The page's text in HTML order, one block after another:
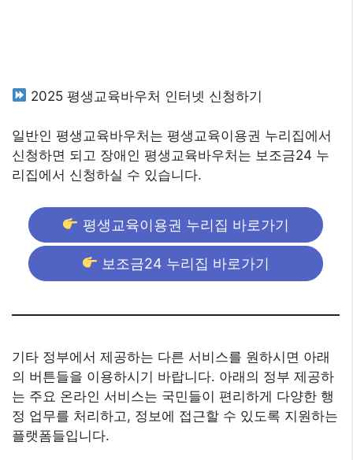
2025 평생교육바우처 인터넷 신청하기
일반인 평생교육바우처는 평생교육이용권 누리집에서
신청하면 되고 장애인 평생교육바우처는 보조금24 누
리집에서 신청하실 수 있습니다.
평생교육이용권 누리집 바로가기
보조금24 누리집 바로가기
기타 정부에서 제공하는 다른 서비스를 원하시면 아래
의 버튼들을 이용하시기 바랍니다. 아래의 정부 제공하
는 주요 온라인 서비스는 국민들이 편리하게 다양한 행
정 업무를 처리하고, 정보에 접근할 수 있도록 지원하는
플랫폼들입니다.